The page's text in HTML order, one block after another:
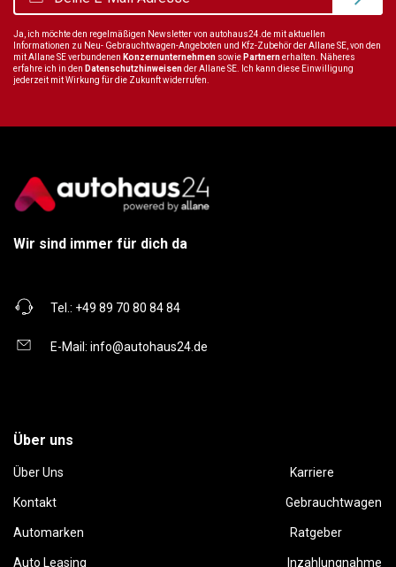
Ja, ich möchte den regelmäßigen Newsletter von autohaus24.de mit aktuellen
Informationen zu Neu- Gebrauchtwagen-Angeboten und Kfz-Zubehör der Allane SE, von den
mit Allane SE verbundenen Konzernunternehmen sowie Partnernerhalten. Näheres
erfahre ich in den Datenschutzhinweisender Allane SE. Ich kann diese Einwilligung
jederzeit mit Wirkung für die Zukunft widerrufen.
Wir sind immer für dich da
Tel.: +49 89 70 80 84 84
E-Mail: info@autohaus24.de
Über uns
Über Uns Karriere
Kontakt Gebrauchtwagen
Automarken Ratgeber
Auto Leasing Inzahlungnahme